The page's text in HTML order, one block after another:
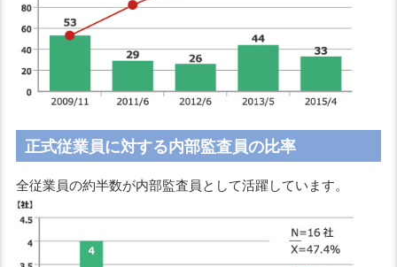
正式従業員に対する内部監査員の比率
全従業員の約半数が内部監査員として活躍しています。